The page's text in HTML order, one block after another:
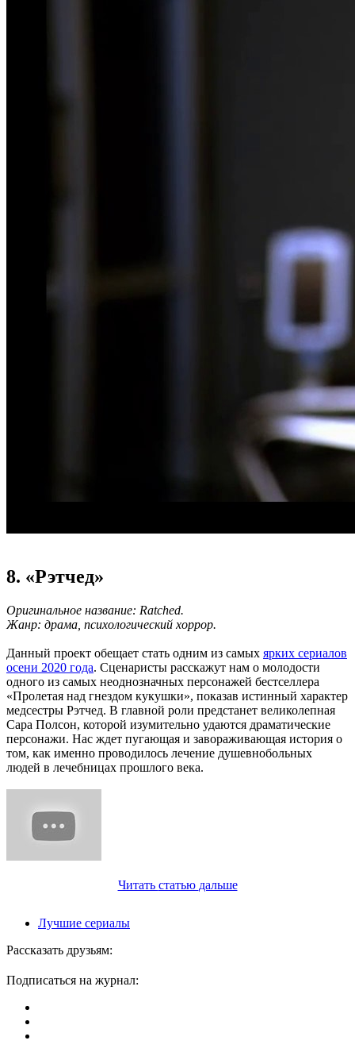
8. «Рэтчед»
Оригинальное название: Ratched.
Жанр: драма, психологический хоррор.
Данный проект обещает стать одним из самых ярких сериалов
осени 2020 года. Сценаристы расскажут нам о молодости
одного из самых неоднозначных персонажей бестселлера
«Пролетая над гнездом кукушки», показав истинный характер
медсестры Рэтчед. В главной роли предстанет великолепная
Сара Полсон, которой изумительно удаются драматические
персонажи. Нас ждет пугающая и завораживающая история о
том, как именно проводилось лечение душевнобольных
людей в лечебницах прошлого века.
Читать статью дальше
Лучшие сериалы
Рассказать друзьям:
Подписаться на журнал: